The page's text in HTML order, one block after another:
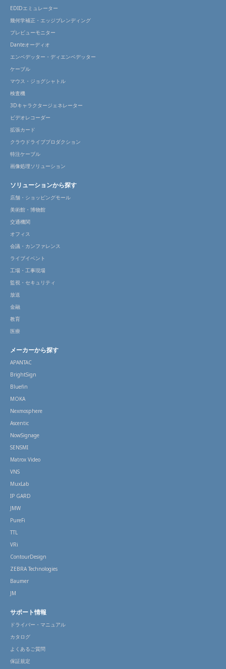
EDIDエミュレーター
幾何学補正・エッジブレンディング
プレビューモニター
Danteオーディオ
エンベデッター・ディエンベデッター
ケーブル
マウス・ジョグシャトル
検査機
3Dキャラクタージェネレーター
ビデオレコーダー
拡張カード
クラウドライブプロダクション
特注ケーブル
画像処理ソリューション
ソリューションから探す
店舗・ショッピングモール
美術館・博物館
交通機関
オフィス
会議・カンファレンス
ライブイベント
工場・工事現場
監視・セキュリティ
放送
金融
教育
医療
メーカーから探す
APANTAC
BrightSign
Bluefin
MOKA
Nexmosphere
Ascentic
NowSignage
SENSMI
Matrox Video
VNS
MuxLab
IP GARD
JMW
PureFi
TTL
VRi
ContourDesign
ZEBRA Technologies
Baumer
JM
サポート情報
ドライバー・マニュアル
カタログ
よくあるご質問
保証規定